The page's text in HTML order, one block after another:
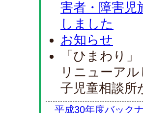
害者・障害児
しました
お知らせ
「ひまわり
リニューア
子児童相談所
平成30年度バック